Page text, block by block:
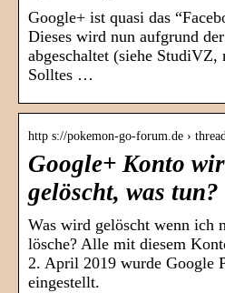
Google+ ist quasi das
Dieses wird nun aufgrund
abgeschaltet (siehe StudiVZ,
Solltes …
http s://pokemon-go-forum.de ›
Google+ Konto
gelöscht, was tun?
Was wird gelöscht wenn ich
lösche? Alle mit diesem
2. April 2019 wurde Google
eingestellt.